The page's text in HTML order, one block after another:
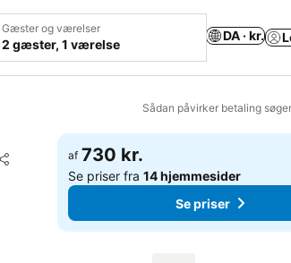
Gæster og værelser
2 gæster, 1 værelse
DA · kr.
Sådan påvirker betaling
Del
Føj til favoritter
af 730 kr.
Se priser fra14 hjemmesider
Se priser